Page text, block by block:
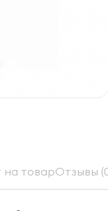
товарОтзывы